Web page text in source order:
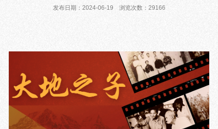
发布日期：2024-06-19 浏览次数：29166